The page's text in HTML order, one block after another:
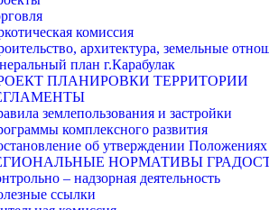
комиссия
архитектура, земельные
план г.Карабулак
ПЛАНИРОВКИ ТЕРРИТОРИИ
землепользования и застройки
комплексного развития
об утверждении
НОРМАТИВЫ
– надзорная деятельность
ссылки